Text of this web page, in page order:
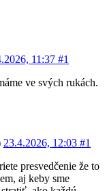
11:37 #1
ve svých rukách.
23.4.2026, 12:03 #1
presvedčenie že to
aj keby sme